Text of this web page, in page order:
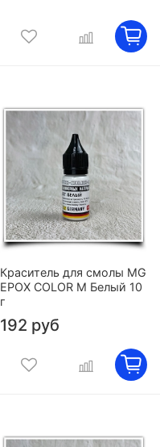
Краситель для смолы MG
EPOX COLOR M Белый 10
г
192 руб